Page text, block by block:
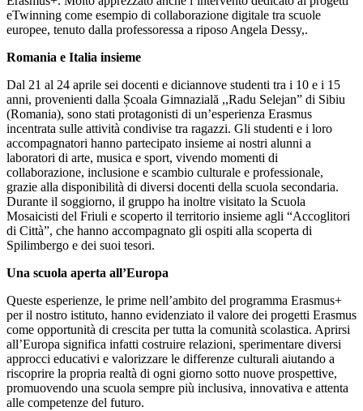
eTwinning come esempio di collaborazione digitale tra scuole
europee, tenuto dalla professoressa a riposo Angela Dessy,.
Romania e Italia insieme
Dal 21 al 24 aprile sei docenti e diciannove studenti tra i 10 e i 15
anni, provenienti dalla Școala Gimnazială ,,Radu Selejan” di Sibiu
(Romania), sono stati protagonisti di un’esperienza Erasmus
incentrata sulle attività condivise tra ragazzi. Gli studenti e i loro
accompagnatori hanno partecipato insieme ai nostri alunni a
laboratori di arte, musica e sport, vivendo momenti di
collaborazione, inclusione e scambio culturale e professionale,
grazie alla disponibilità di diversi docenti della scuola secondaria.
Durante il soggiorno, il gruppo ha inoltre visitato la Scuola
Mosaicisti del Friuli e scoperto il territorio insieme agli “Accoglitori
di Città”, che hanno accompagnato gli ospiti alla scoperta di
Spilimbergo e dei suoi tesori.
Una scuola aperta all’Europa
Queste esperienze, le prime nell’ambito del programma Erasmus+
per il nostro istituto, hanno evidenziato il valore dei progetti Erasmus
come opportunità di crescita per tutta la comunità scolastica. Aprirsi
all’Europa significa infatti costruire relazioni, sperimentare diversi
approcci educativi e valorizzare le differenze culturali aiutando a
riscoprire la propria realtà di ogni giorno sotto nuove prospettive,
promuovendo una scuola sempre più inclusiva, innovativa e attenta
alle competenze del futuro.